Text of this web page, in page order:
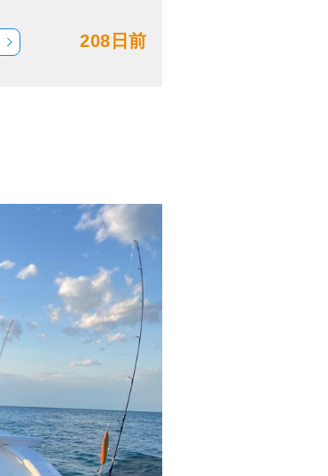
208日前